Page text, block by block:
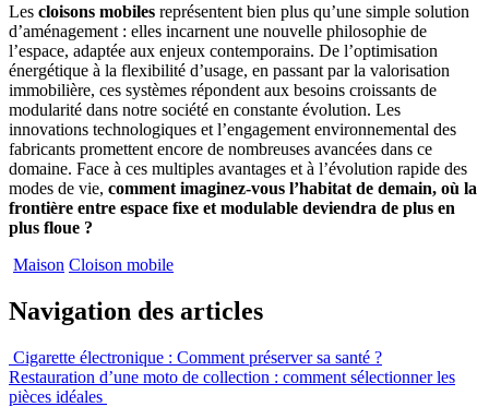
Les cloisons mobiles représentent bien plus qu’une simple solution
d’aménagement : elles incarnent une nouvelle philosophie de
l’espace, adaptée aux enjeux contemporains. De l’optimisation
énergétique à la flexibilité d’usage, en passant par la valorisation
immobilière, ces systèmes répondent aux besoins croissants de
modularité dans notre société en constante évolution. Les
innovations technologiques et l’engagement environnemental des
fabricants promettent encore de nombreuses avancées dans ce
domaine. Face à ces multiples avantages et à l’évolution rapide des
modes de vie, comment imaginez-vous l’habitat de demain, où la
frontière entre espace fixe et modulable deviendra de plus en
plus floue ?
Maison Cloison mobile
Navigation des articles
Cigarette électronique : Comment préserver sa santé ?
Restauration d’une moto de collection : comment sélectionner les
pièces idéales